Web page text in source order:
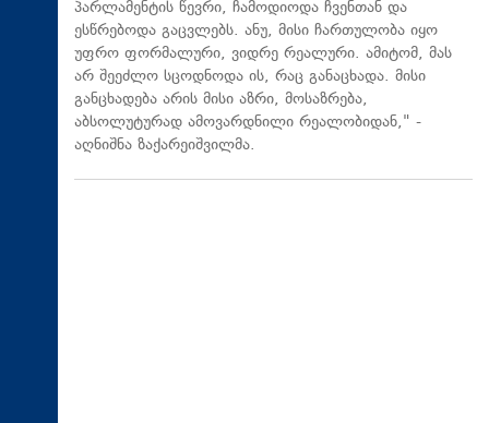
პარლამენტის წევრი, ჩამოდიოდა ჩვენთან და
ესწრებოდა გაცვლებს. ანუ, მისი ჩართულობა იყო
უფრო ფორმალური, ვიდრე რეალური. ამიტომ, მას
არ შეეძლო სცოდნოდა ის, რაც განაცხადა. მისი
განცხადება არის მისი აზრი, მოსაზრება,
აბსოლუტურად ამოვარდნილი რეალობიდან," -
აღნიშნა ზაქარეიშვილმა.